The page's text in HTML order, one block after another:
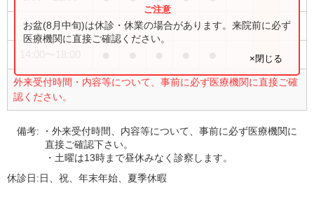
9:00〜13:00 ●
外来受付時間・内容等について、事前に必ず医療機関に直接ご確
認ください。
お盆(8月中旬)は休診・休業の場合があります。来院前に必ず
医療機関に直接ご確認ください。
×閉じる
備考:
・外来受付時間、内容等について、事前に必ず医療機関に
直接ご確認下さい。
・土曜は13時まで昼休みなく診察します。
休診日:日、祝、年末年始、夏季休暇